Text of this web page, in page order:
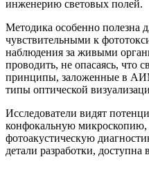
инженерию световых полей.
Методика особенно полезна
чувствительными к
наблюдения за живыми
проводить, не опасаясь, что
принципы, заложенные в
типы оптической
Исследователи видят
конфокальную микроскопию,
фотоакустическую
детали разработки, доступна